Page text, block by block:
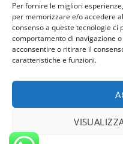
Per fornire le migliori
per memorizzare e/o accedere
consenso a queste tecnologie
comportamento di navigazione
acconsentire o ritirare il
caratteristiche e funzioni.
Contatti-Privacy